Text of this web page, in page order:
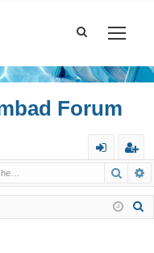
Forum
m
el
eg
ist
rie